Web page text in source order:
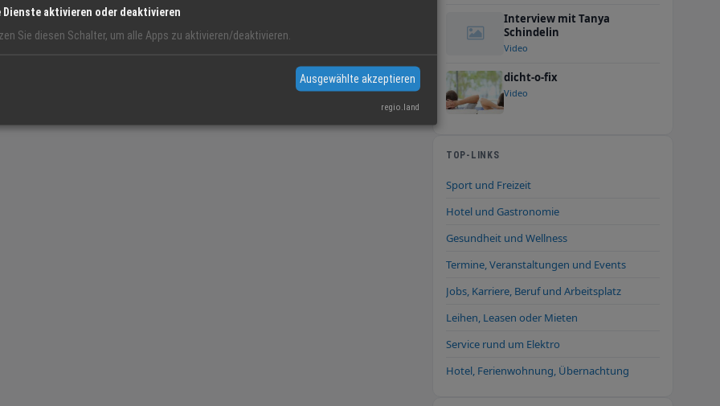
Interview mit Tanya
Schindelin
Video
dicht-o-fix
Video
TOP-LINKS
Sport und Freizeit
Hotel und Gastronomie
Gesundheit und Wellness
Termine, Veranstaltungen und Events
Jobs, Karriere, Beruf und Arbeitsplatz
Leihen, Leasen oder Mieten
Service rund um Elektro
Hotel, Ferienwohnung, Übernachtung
Dienste aktivieren oder deaktivieren
Sie diesen Schalter, um alle Apps zu aktivieren/deaktivieren.
Ausgewählte akzeptieren
regio.land